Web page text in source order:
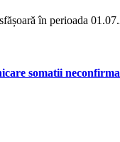
în perioada
somatii